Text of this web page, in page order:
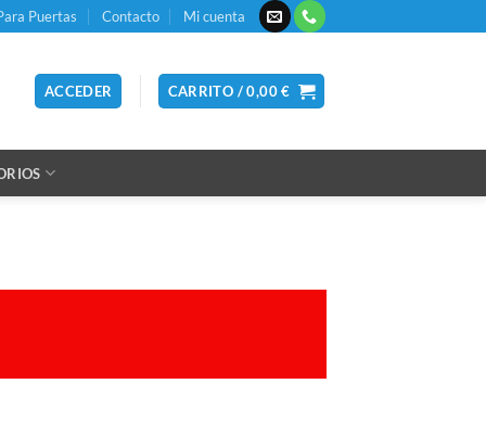
Puertas Contacto Mi cuenta
ACCEDER CARRITO /0,00€